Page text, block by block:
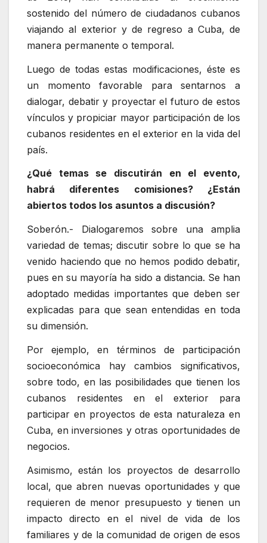
sostenido del número de ciudadanos cubanos
viajando al exterior y de regreso a Cuba, de
manera permanente o temporal.
Luego de todas estas modificaciones, éste es
un momento favorable para sentarnos a
dialogar, debatir y proyectar el futuro de estos
vínculos y propiciar mayor participación de los
cubanos residentes en el exterior en la vida del
país.
¿Qué temas se discutirán en el evento,
habrá diferentes comisiones? ¿Están
abiertos todos los asuntos a discusión?
Soberón.- Dialogaremos sobre una amplia
variedad de temas; discutir sobre lo que se ha
venido haciendo que no hemos podido debatir,
pues en su mayoría ha sido a distancia. Se han
adoptado medidas importantes que deben ser
explicadas para que sean entendidas en toda
su dimensión.
Por ejemplo, en términos de participación
socioeconómica hay cambios significativos,
sobre todo, en las posibilidades que tienen los
cubanos residentes en el exterior para
participar en proyectos de esta naturaleza en
Cuba, en inversiones y otras oportunidades de
negocios.
Asimismo, están los proyectos de desarrollo
local, que abren nuevas oportunidades y que
requieren de menor presupuesto y tienen un
impacto directo en el nivel de vida de los
familiares y de la comunidad de origen de esos